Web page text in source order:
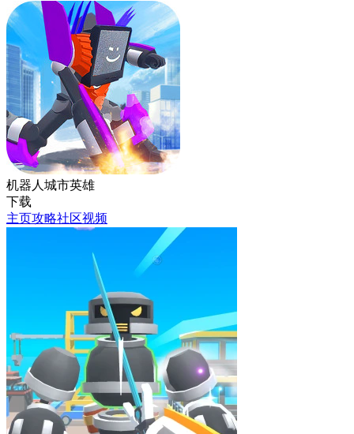
机器人城市英雄
下载
主页攻略社区视频